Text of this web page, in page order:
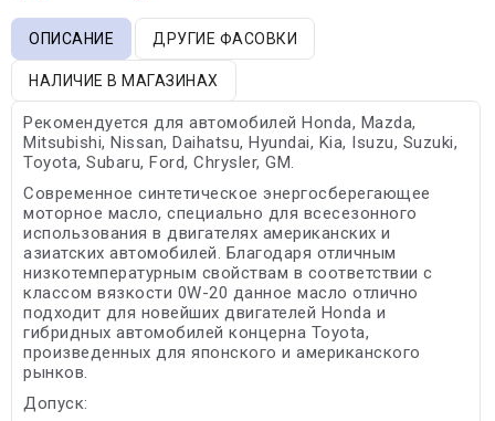
ОПИСАНИЕ ДРУГИЕ ФАСОВКИ
НАЛИЧИЕ В МАГАЗИНАХ
Рекомендуется для автомобилей Honda, Mazda,
Mitsubishi, Nissan, Daihatsu, Hyundai, Kia, Isuzu, Suzuki,
Toyota, Subaru, Ford, Chrysler, GM.
Современное синтетическое энергосберегающее
моторное масло, специально для всесезонного
использования в двигателях американских и
азиатских автомобилей. Благодаря отличным
низкотемпературным свойствам в соответствии с
классом вязкости 0W-20 данное масло отлично
подходит для новейших двигателей Honda и
гибридных автомобилей концерна Toyota,
произведенных для японского и американского
рынков.
Допуск: